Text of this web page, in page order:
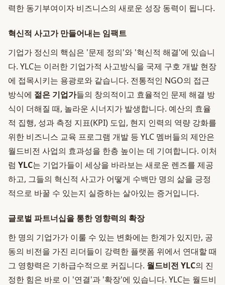
력한 동기부여이자 비즈니스의 새로운 성장 동력이 됩니다.
혁신적 사고가 만들어내는 임팩트
기업가 정신의 핵심은 '문제 정의'와 '혁신적 해결'에 있습니
다. YLC는 이러한 기업가적 사고방식을 국제 구호 개발 현장
에 접목시키는 용광로와 같습니다. 전통적인 NGO의 접근
방식에 젊은 기업가들의 창의적이고 효율적인 문제 해결 방
식이 더해질 때, 놀라운 시너지가 발생합니다. 예산의 효율
적 집행, 성과 측정 지표(KPI) 도입, 현지 인력의 역량 강화를
위한 비즈니스 교육 프로그램 개발 등 YLC 멤버들의 제안은
월드비전 사업의 효과성을 한층 높이는 데 기여합니다. 이처
럼 YLC는 기업가들이 세상을 바라보는 새로운 렌즈를 제공
하고, 그들의 혁신적 사고가 어떻게 수백만 명의 삶을 긍정
적으로 바꿀 수 있는지 실증하는 살아있는 증거입니다.
글로벌 파트너십을 통한 영향력의 확장
한 명의 기업가가 이룰 수 있는 변화에는 한계가 있지만, 공
동의 비전을 가진 리더들이 강력한 플랫폼 위에서 연대할 때
그 영향력은 기하급수적으로 커집니다. 월드비전 YLC의 진
정한 힘은 바로 이 '연결'과 '확장'에 있습니다. YLC는 월드비